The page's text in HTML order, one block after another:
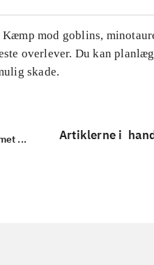
Kæmp mod goblins,
overlever. Du kan
skade.
... Artiklerne i